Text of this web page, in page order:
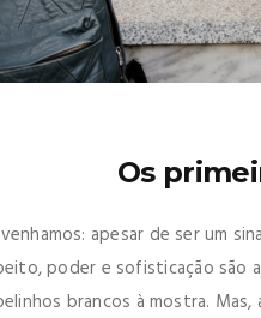
Os
apesar de ser um
poder e sofisticação são
brancos à mostra.